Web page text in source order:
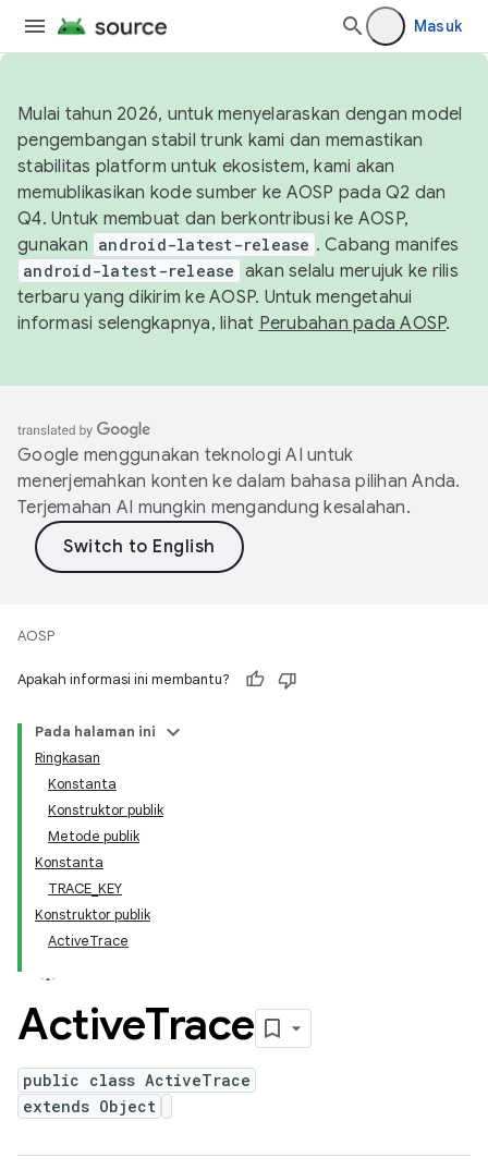
Masuk
Mulai tahun 2026, untuk menyelaraskan dengan model
pengembangan stabil trunk kami dan memastikan
stabilitas platform untuk ekosistem, kami akan
memublikasikan kode sumber ke AOSP pada Q2 dan
Q4. Untuk membuat dan berkontribusi ke AOSP,
gunakan android-latest-release . Cabang manifes
android-latest-release akan selalu merujuk ke rilis
terbaru yang dikirim ke AOSP. Untuk mengetahui
informasi selengkapnya, lihat Perubahan pada AOSP.
Google menggunakan teknologi AI untuk
menerjemahkan konten ke dalam bahasa pilihan Anda.
Terjemahan AI mungkin mengandung kesalahan.
AOSP
Apakah informasi ini membantu?
Pada halaman ini
Ringkasan
Konstanta
Konstruktor publik
Metode publik
Konstanta
TRACE_KEY
Konstruktor publik
ActiveTrace
ActiveTrace
public class ActiveTrace
extends Object